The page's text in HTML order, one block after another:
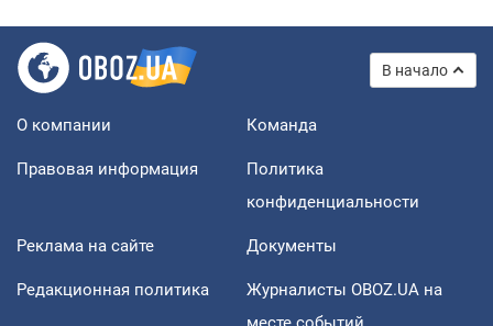
В начало
О компании Команда
Правовая информация
Политика
конфиденциальности
Реклама на сайте Документы
Редакционная политика
Журналисты OBOZ.UA на